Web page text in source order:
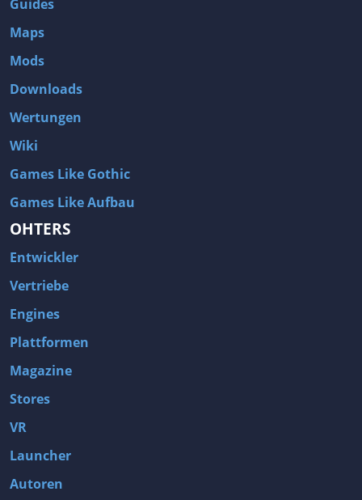
Guides
Maps
Mods
Downloads
Wertungen
Wiki
Games Like Gothic
Games Like Aufbau
OHTERS
Entwickler
Vertriebe
Engines
Plattformen
Magazine
Stores
VR
Launcher
Autoren